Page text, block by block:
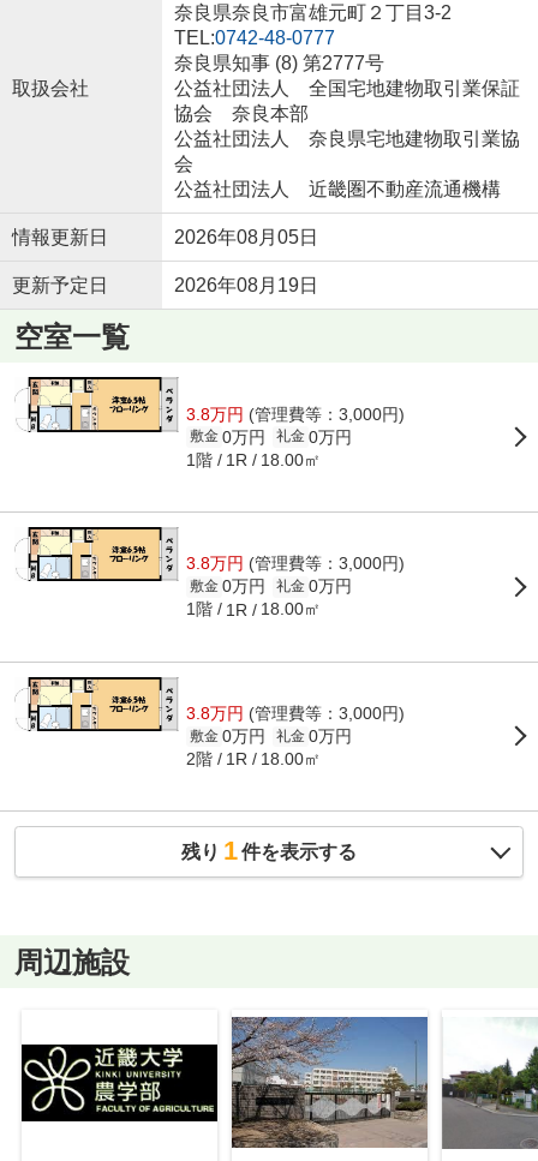
取扱会社
奈良県奈良市富雄元町２丁目3-2
TEL:0742-48-0777
奈良県知事 (8) 第2777号
公益社団法人 全国宅地建物取引業保証
協会 奈良本部
公益社団法人 奈良県宅地建物取引業協
会
公益社団法人 近畿圏不動産流通機構
情報更新日 2026年08月05日
更新予定日 2026年08月19日
空室一覧
3.8万円 (管理費等：3,000円)
敷金 0万円 礼金 0万円
1階 1R 18.00㎡
3.8万円 (管理費等：3,000円)
敷金 0万円 礼金 0万円
1階 1R 18.00㎡
3.8万円 (管理費等：3,000円)
敷金 0万円 礼金 0万円
2階 1R 18.00㎡
残り 1件を表示する
周辺施設